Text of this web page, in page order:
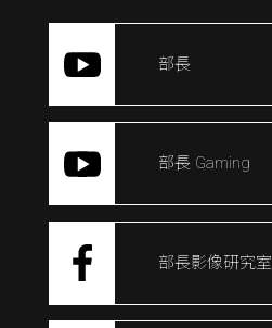
部長
部長 Gaming
部長影像研究室